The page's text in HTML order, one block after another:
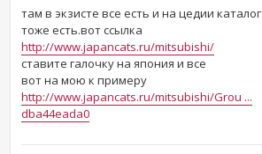
там в экзисте все есть и на цедии каталог
тоже есть.вот ссылка
http://www.japancats.ru/mitsubishi/
ставите галочку на япония и все
вот на мою к примеру
http://www.japancats.ru/mitsubishi/Grou ...
dba44eada0